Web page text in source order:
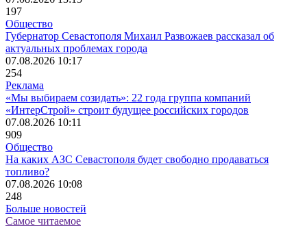
197
Общество
Губернатор Севастополя Михаил Развожаев рассказал об
актуальных проблемах города
07.08.2026 10:17
254
Реклама
«Мы выбираем созидать»: 22 года группа компаний
«ИнтерСтрой» строит будущее российских городов
07.08.2026 10:11
909
Общество
На каких АЗС Севастополя будет свободно продаваться
топливо?
07.08.2026 10:08
248
Больше новостей
Самое читаемое